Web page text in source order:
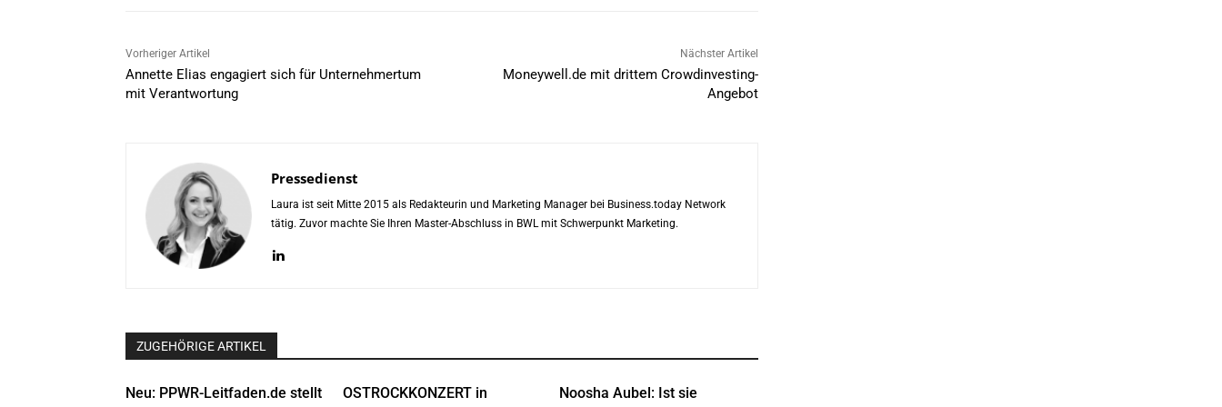
Vorheriger Artikel
Annette Elias engagiert sich für Unternehmertum
mit Verantwortung
Nächster Artikel
Moneywell.de mit drittem Crowdinvesting-
Angebot
Pressedienst
Laura ist seit Mitte 2015 als Redakteurin und Marketing Manager bei Business.today Network
tätig. Zuvor machte Sie Ihren Master-Abschluss in BWL mit Schwerpunkt Marketing.
ZUGEHÖRIGE ARTIKEL
Neu: PPWR-Leitfaden.de stellt
OSTROCKKONZERT in
Noosha Aubel: Ist sie